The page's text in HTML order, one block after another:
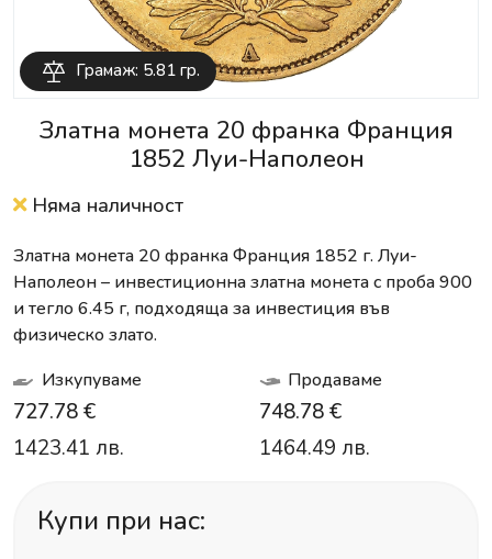
Грамаж: 5.81 гр.
Златна монета 20 франка Франция
1852 Луи-Наполеон
Няма наличност
Златна монета 20 франка Франция 1852 г. Луи-
Наполеон – инвестиционна златна монета с проба 900
и тегло 6.45 г, подходяща за инвестиция във
физическо злато.
Изкупуваме
727.78 €
1423.41 лв.
Продаваме
748.78 €
1464.49 лв.
Купи при нас: